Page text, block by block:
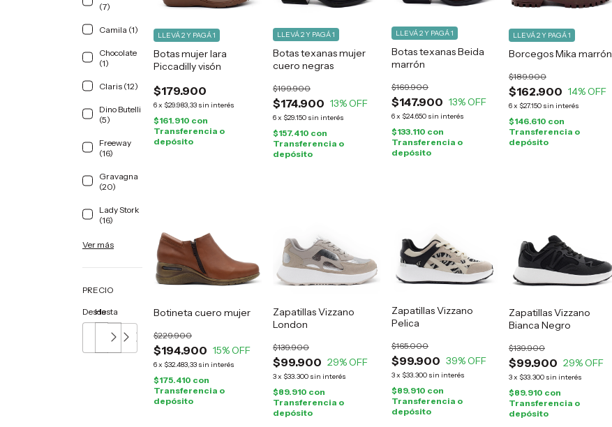
(7)
Camila (1)
Chocolate
(1)
Claris (12)
Dino Butelli
(5)
Freeway
(16)
Gravagna
(20)
Lady Stork
(16)
Ver más
PRECIO
DesdeHasta
Botas mujer Iara
Piccadilly visón
$179.900
6x $29.983,33 sin interés
LLEVÁ 2 Y PAGÁ 1
$161.910 con
Transferencia o
depósito
Botas texanas mujer
cuero negras
$174.900
$199.900
13% OFF
6x $29.150 sin interés
LLEVÁ 2 Y PAGÁ 1
$157.410 con
Transferencia o
depósito
Botas texanas Beida
marrón
$147.900
$169.900
13% OFF
6x $24.650 sin interés
LLEVÁ 2 Y PAGÁ 1
$133.110 con
Transferencia o
depósito
Borcegos Mika marrón
$162.900
$189.900
14% OFF
6x $27.150 sin interés
LLEVÁ 2 Y PAGÁ 1
$146.610 con
Transferencia o
depósito
Botineta cuero mujer
$194.900
$229.900
15% OFF
6x $32.483,33 sin interés
$175.410 con
Transferencia o
depósito
Zapatillas Vizzano
London
$99.900
$139.900
29% OFF
3x $33.300 sin interés
$89.910 con
Transferencia o
depósito
Zapatillas Vizzano
Pelica
$99.900
$165.000
39% OFF
3x $33.300 sin interés
$89.910 con
Transferencia o
depósito
Zapatillas Vizzano
Bianca Negro
$99.900
$139.900
29% OFF
3x $33.300 sin interés
$89.910 con
Transferencia o
depósito